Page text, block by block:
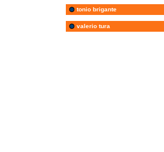
tonio brigante
valerio tura